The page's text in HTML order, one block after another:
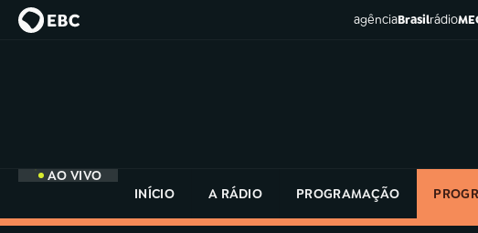
agênciaBrasilrádio
AO VIVO
INÍCIO
A RÁDIO PROGRAMAÇÃO